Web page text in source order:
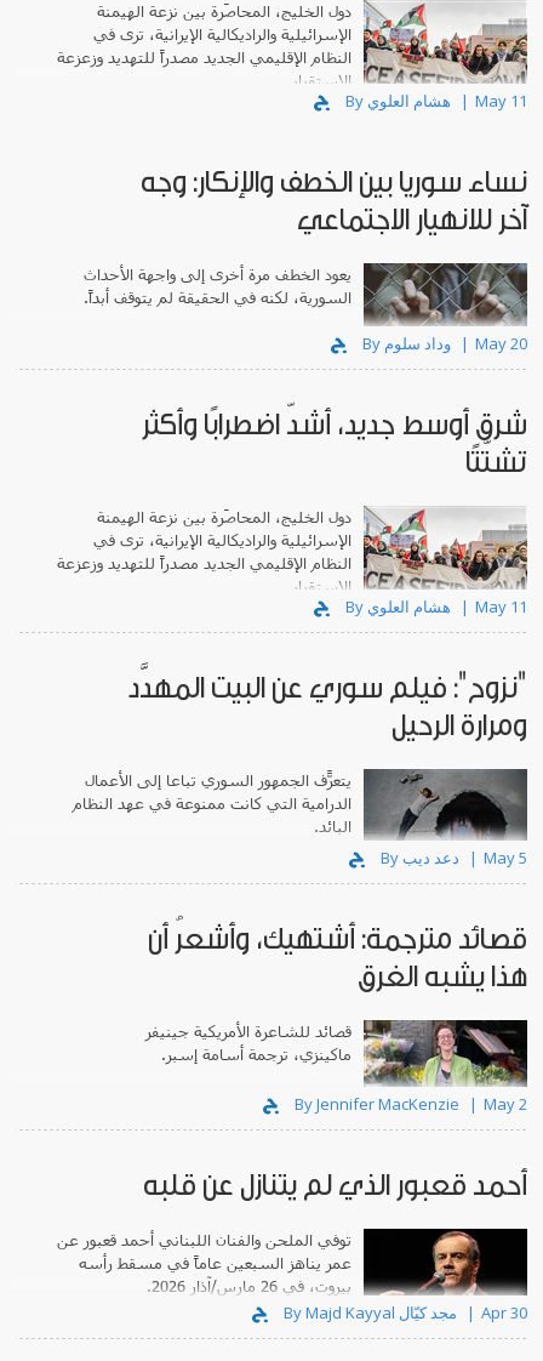
دول الخليج، المحاصَرة بين نزعة الهيمنة
الإسرائيلية والراديكالية الإيرانية، ترى في
النظام الإقليمي الجديد مصدراً للتهديد وزعزعة
الاستقرار.
May 11
نساء سوريا بين الخطف والإنكار: وجه
آخر للانهيار الاجتماعي
يعود الخطف مرة أخرى إلى واجهة الأحداث
السورية، لكنه في الحقيقة لم يتوقف أبداً.
May 20
شرق أوسط جديد، أشدّ اضطرابًا وأكثر
تشتّتًا
دول الخليج، المحاصَرة بين نزعة الهيمنة
الإسرائيلية والراديكالية الإيرانية، ترى في
النظام الإقليمي الجديد مصدراً للتهديد وزعزعة
الاستقرار.
May 11
"نزوح": فيلم سوري عن البيت المهدَّد
ومرارة الرحيل
يتعرّف الجمهور السوري تباعاً إلى الأعمال
الدرامية التي كانت ممنوعة في عهد النظام
البائد.
May 5
قصائد مترجمة: أشتهيك، وأشعرُ أن
هذا يشبه الغرق
قصائد للشاعرة الأمريكية جينيفر
ماكينزي، ترجمة أسامة إسبر.
By Jennifer MacKenzie May 2
أحمد قعبور الذي لم يتنازل عن قلبه
توفي الملحن والفنان اللبناني أحمد قعبور عن
عمر يناهز السبعين عاماً في مسقط رأسه
بيروت، في 26 مارس/آذار 2026.
Apr 30